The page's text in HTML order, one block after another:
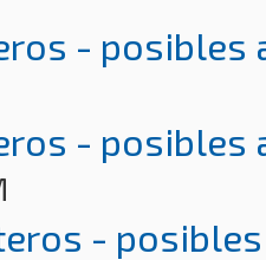
- posibles
- posibles
-